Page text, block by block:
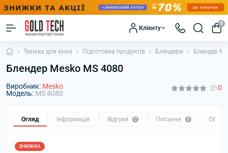
Клієнту
0
Техніка для кухні Підготовка продуктів Блендери Блендер
Блендер Mesko MS 4080
Виробник: Mesko
Модель: MS 4080
0
Огляд Інформація Відгуки 0 Питання 0 Обмін
ЗНИЖКА